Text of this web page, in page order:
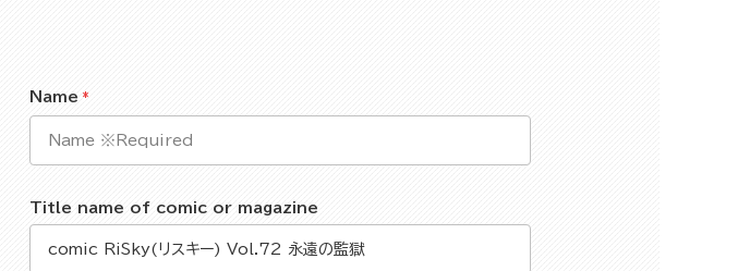
Name
Title name of comic or magazine